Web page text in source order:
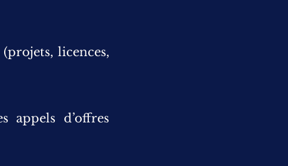
licences,
appels d’offres